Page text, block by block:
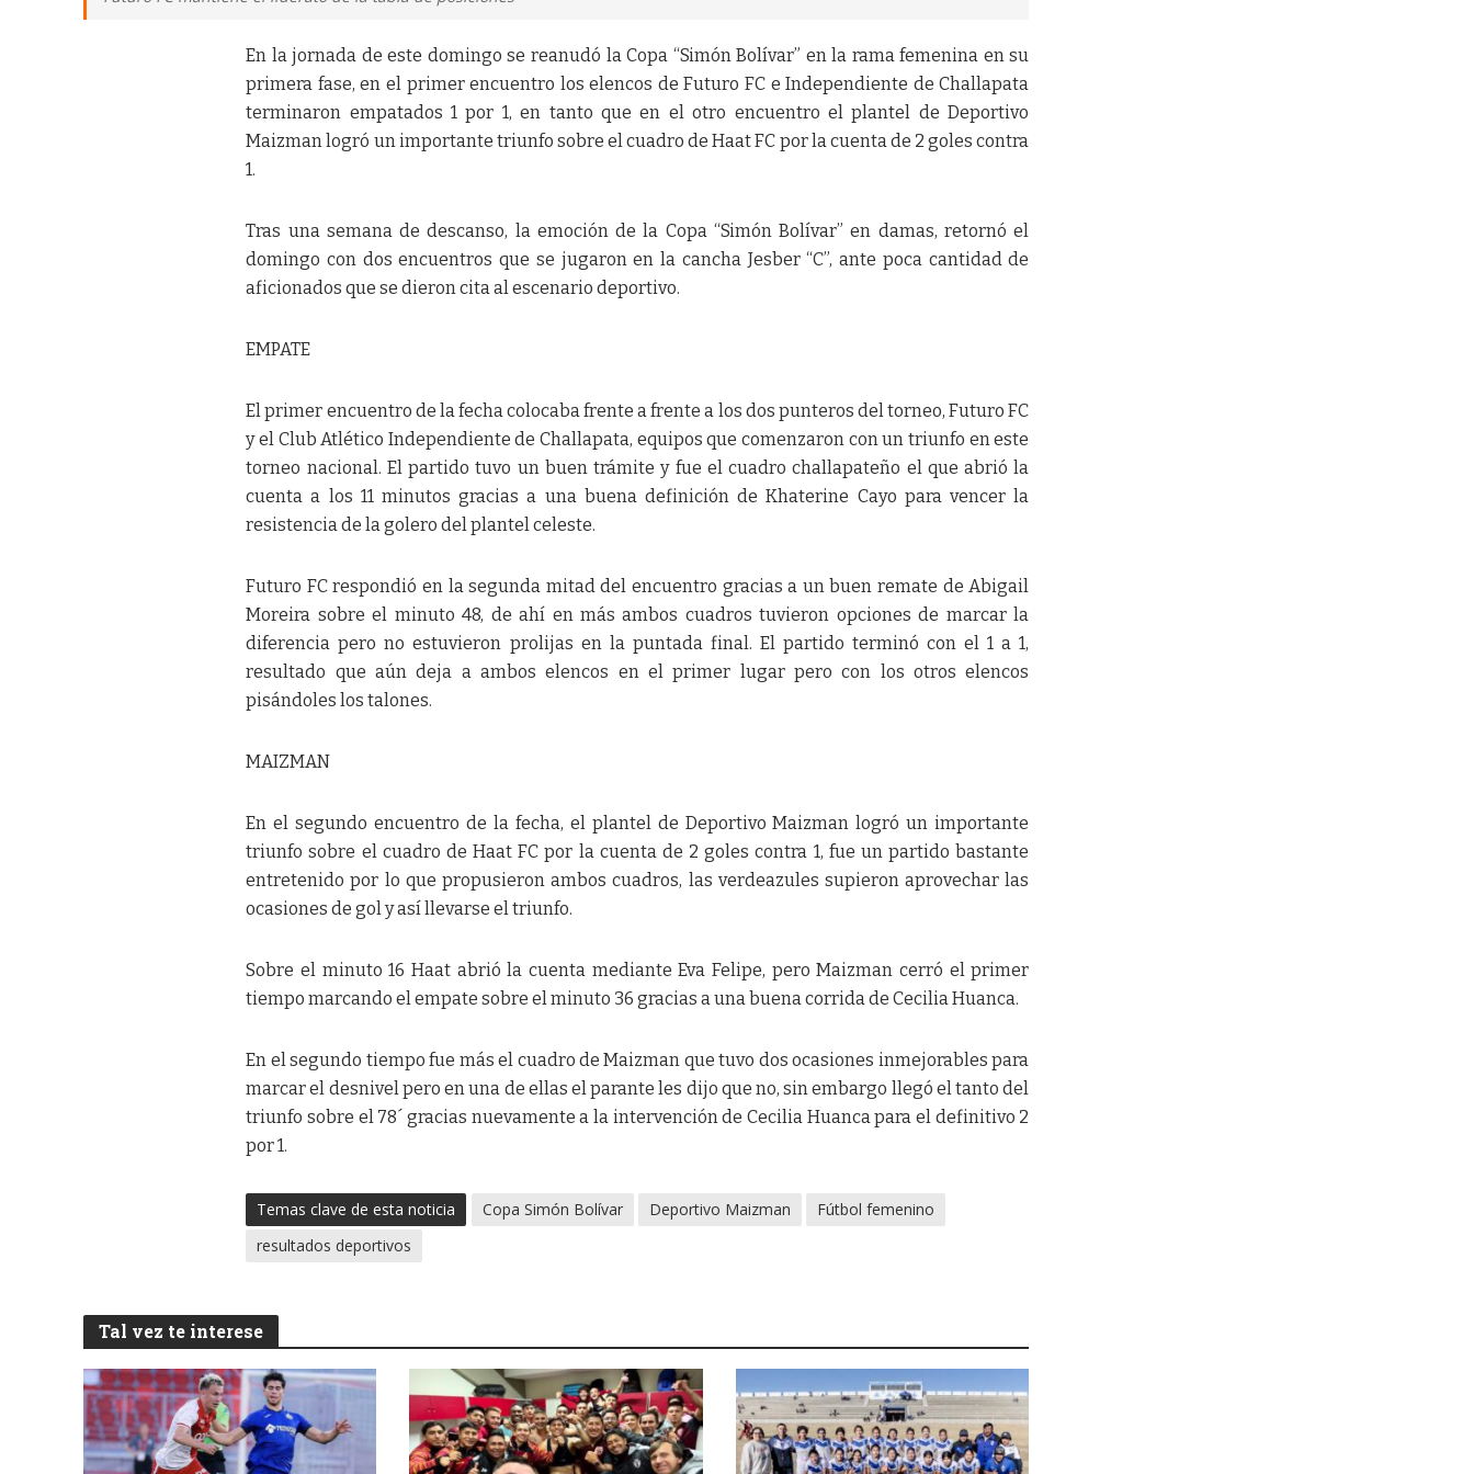
En la jornada de este domingo se reanudó la Copa “Simón Bolívar” en la rama femenina en su
primera fase, en el primer encuentro los elencos de Futuro FC e Independiente de Challapata
terminaron empatados 1 por 1, en tanto que en el otro encuentro el plantel de Deportivo
Maizman logró un importante triunfo sobre el cuadro de Haat FC por la cuenta de 2 goles contra
1.
Tras una semana de descanso, la emoción de la Copa “Simón Bolívar” en damas, retornó el
domingo con dos encuentros que se jugaron en la cancha Jesber “C”, ante poca cantidad de
aficionados que se dieron cita al escenario deportivo.
EMPATE
El primer encuentro de la fecha colocaba frente a frente a los dos punteros del torneo, Futuro FC
y el Club Atlético Independiente de Challapata, equipos que comenzaron con un triunfo en este
torneo nacional. El partido tuvo un buen trámite y fue el cuadro challapateño el que abrió la
cuenta a los 11 minutos gracias a una buena definición de Khaterine Cayo para vencer la
resistencia de la golero del plantel celeste.
Futuro FC respondió en la segunda mitad del encuentro gracias a un buen remate de Abigail
Moreira sobre el minuto 48, de ahí en más ambos cuadros tuvieron opciones de marcar la
diferencia pero no estuvieron prolijas en la puntada final. El partido terminó con el 1 a 1,
resultado que aún deja a ambos elencos en el primer lugar pero con los otros elencos
pisándoles los talones.
MAIZMAN
En el segundo encuentro de la fecha, el plantel de Deportivo Maizman logró un importante
triunfo sobre el cuadro de Haat FC por la cuenta de 2 goles contra 1, fue un partido bastante
entretenido por lo que propusieron ambos cuadros, las verdeazules supieron aprovechar las
ocasiones de gol y así llevarse el triunfo.
Sobre el minuto 16 Haat abrió la cuenta mediante Eva Felipe, pero Maizman cerró el primer
tiempo marcando el empate sobre el minuto 36 gracias a una buena corrida de Cecilia Huanca.
En el segundo tiempo fue más el cuadro de Maizman que tuvo dos ocasiones inmejorables para
marcar el desnivel pero en una de ellas el parante les dijo que no, sin embargo llegó el tanto del
triunfo sobre el 78´ gracias nuevamente a la intervención de Cecilia Huanca para el definitivo 2
por 1.
Temas clave de esta noticia Copa Simón Bolívar Deportivo Maizman
Fútbol femenino
resultados deportivos
Tal vez te interese